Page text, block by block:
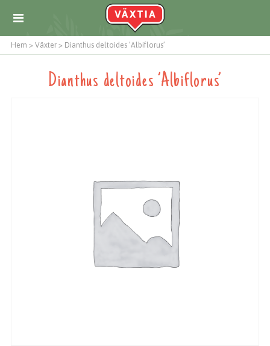
Hem > Växter > Dianthus deltoides ’Albiflorus’
Dianthus deltoides ’Albiflorus’